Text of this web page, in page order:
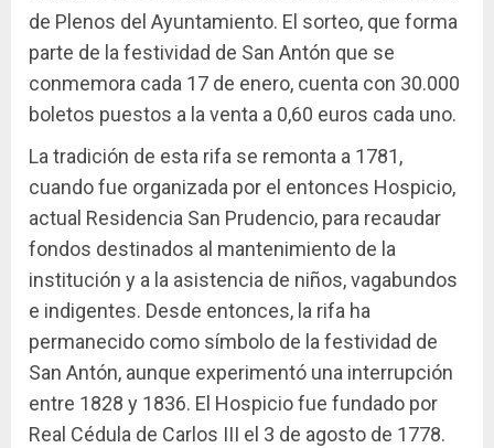
de Plenos del Ayuntamiento. El sorteo, que forma
parte de la festividad de San Antón que se
conmemora cada 17 de enero, cuenta con 30.000
boletos puestos a la venta a 0,60 euros cada uno.
La tradición de esta rifa se remonta a 1781,
cuando fue organizada por el entonces Hospicio,
actual Residencia San Prudencio, para recaudar
fondos destinados al mantenimiento de la
institución y a la asistencia de niños, vagabundos
e indigentes. Desde entonces, la rifa ha
permanecido como símbolo de la festividad de
San Antón, aunque experimentó una interrupción
entre 1828 y 1836. El Hospicio fue fundado por
Real Cédula de Carlos III el 3 de agosto de 1778.